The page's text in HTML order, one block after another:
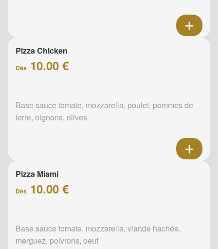
Pizza Chicken
Dès 10.00 €
Base sauce tomate, mozzarella, poulet, pommes de
terre, oignons, olives
Pizza Miami
Dès 10.00 €
Base sauce tomate, mozzarella, viande hachée,
merguez, poivrons, oeuf